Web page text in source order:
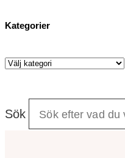
Kategorier
Kategorier
Sök